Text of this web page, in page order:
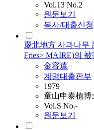
Vol.13 No.2
원문보기
복사/대출신청
慶北地方 사과나무
Fries> MAIRE)의
金容遠
계명대출판부
1979
童山申泰植博
Vol.S No.-
원문보기